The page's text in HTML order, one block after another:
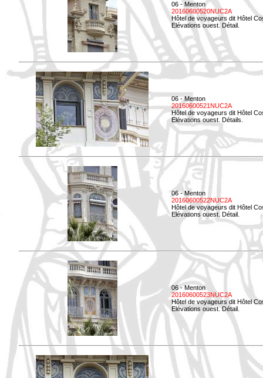
06 - Menton
20160600520NUC2A
Hôtel de voyageurs dit Hôtel
Elévations ouest. Détail.
06 - Menton
20160600521NUC2A
Hôtel de voyageurs dit Hôtel
Elévations ouest. Détails.
06 - Menton
20160600522NUC2A
Hôtel de voyageurs dit Hôtel
Elévations ouest. Détail.
06 - Menton
20160600523NUC2A
Hôtel de voyageurs dit Hôtel
Elévations ouest. Détail.